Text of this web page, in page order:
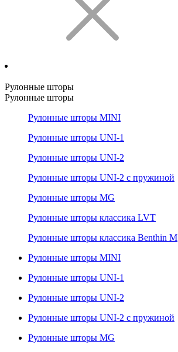
Рулонные шторы
Рулонные шторы
Рулонные шторы MINI
Рулонные шторы UNI-1
Рулонные шторы UNI-2
Рулонные шторы UNI-2 с пружиной
Рулонные шторы MG
Рулонные шторы классика LVT
Рулонные шторы классика Benthin M
Рулонные шторы MINI
Рулонные шторы UNI-1
Рулонные шторы UNI-2
Рулонные шторы UNI-2 с пружиной
Рулонные шторы MG